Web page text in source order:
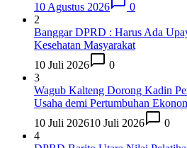
10 Agustus 2026
0
2
Banggar DPRD : Harus Ada
Kesehatan Masyarakat
10 Juli 2026
0
3
Wagub Kalteng Dorong Kadin
Usaha demi Pertumbuhan
10 Juli 202610 Juli 2026
0
4